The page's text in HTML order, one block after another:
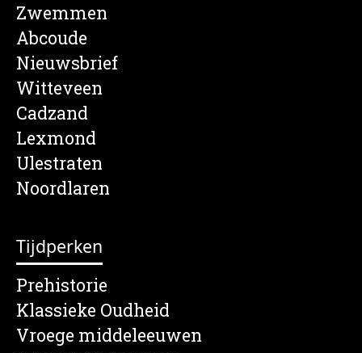
Zwemmen
Abcoude
Nieuwsbrief
Witteveen
Cadzand
Lexmond
Ulestraten
Noordlaren
Tijdperken
Prehistorie
Klassieke Oudheid
Vroege middeleeuwen